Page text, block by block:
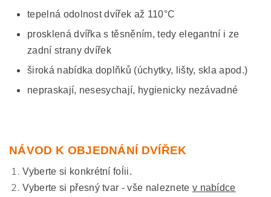
tepelná odolnost dvířek až 110°C
prosklená dvířka s těsněním, tedy elegantní i ze
zadní strany dvířek
široká nabídka doplňků (úchytky, lišty, skla apod.)
nepraskají, nesesychají, hygienicky nezávadné
NÁVOD K OBJEDNÁNÍ DVÍŘEK
Vyberte si konkrétní foĺii.
Vyberte si přesný tvar - vše naleznete v nabídce